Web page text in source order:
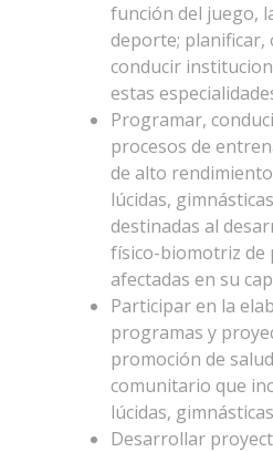
función del juego,
deporte; planificar,
conducir
estas
Programar,
procesos de
de alto
lúcidas,
destinadas al
físico-biomotriz de
afectadas en su
Participar en la
programas y
promoción de
comunitario que
lúcidas,
Desarrollar